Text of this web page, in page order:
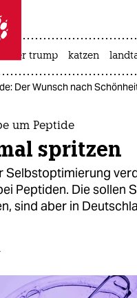
taz zahl ich
taz zahl ich
unter trump katzen
Der Wunsch nach
um Peptide
spritzen
Selbstoptimierung
Peptiden. Die sollen
sind aber in